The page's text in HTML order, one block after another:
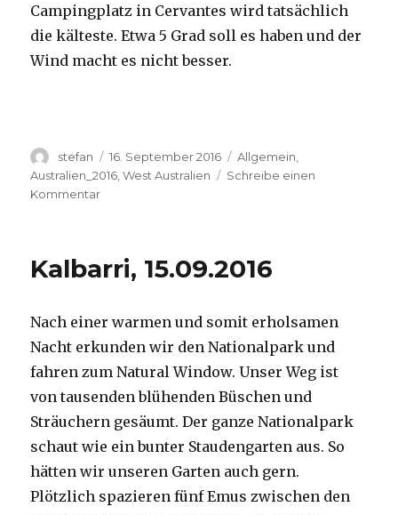
Campingplatz in Cervantes wird tatsächlich
die kälteste. Etwa 5 Grad soll es haben und der
Wind macht es nicht besser.
Autor
stefan
Veröffentlicht
am
16. September 2016 Kategorien
Allgemein
Australien_2016 ,West Australien
Schreibe einen
Kommentarzu
Kalbarri, 15.09.2016
Nach einer warmen und somit erholsamen
Nacht erkunden wir den Nationalpark und
fahren zum Natural Window. Unser Weg ist
von tausenden blühenden Büschen und
Sträuchern gesäumt. Der ganze Nationalpark
schaut wie ein bunter Staudengarten aus. So
hätten wir unseren Garten auch gern.
Plötzlich spazieren fünf Emus zwischen den